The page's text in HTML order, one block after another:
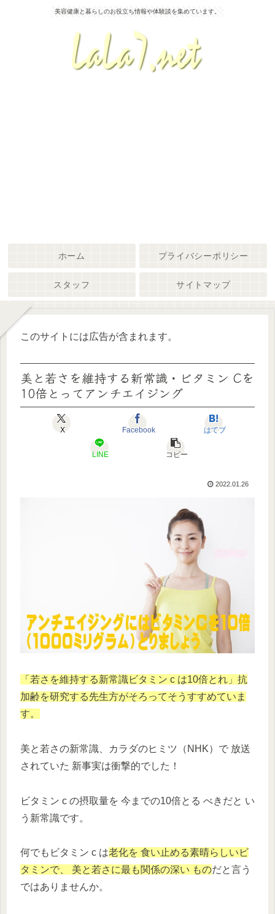
美容健康と暮らしのお役立ち情報や体験談を集めています。
ホーム プライバシーポリシー
スタッフ サイトマップ
このサイトには広告が含まれます。
美と若さを維持する新常識・ビタミン Cを
10倍とってアンチエイジング
X Facebook はてブ
LINE コピー
2022.01.26
「若さを維持する新常識ビタミン c は10倍とれ」抗
加齢を研究する先生方がそろってそうすすめていま
す。
美と若さの新常識、カラダのヒミツ（NHK）で 放送
されていた 新事実は衝撃的でした！
ビタミン c の摂取量を 今までの10倍とる べきだと い
う新常識です。
何でもビタミン c は老化を 食い止める素晴らしいビ
タミンで、 美と若さに最も関係の深い ものだと言う
ではありませんか。